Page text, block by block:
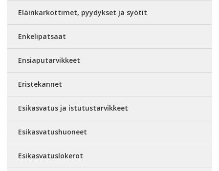
Eläinkarkottimet, pyydykset ja syötit
Enkelipatsaat
Ensiaputarvikkeet
Eristekannet
Esikasvatus ja istutustarvikkeet
Esikasvatushuoneet
Esikasvatuslokerot